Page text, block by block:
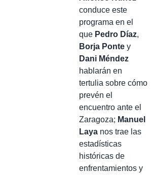
conduce este
programa en el
que Pedro Díaz,
Borja Ponte y
Dani Méndez
hablarán en
tertulia sobre cómo
prevén el
encuentro ante el
Zaragoza; Manuel
Laya nos trae las
estadísticas
históricas de
enfrentamientos y